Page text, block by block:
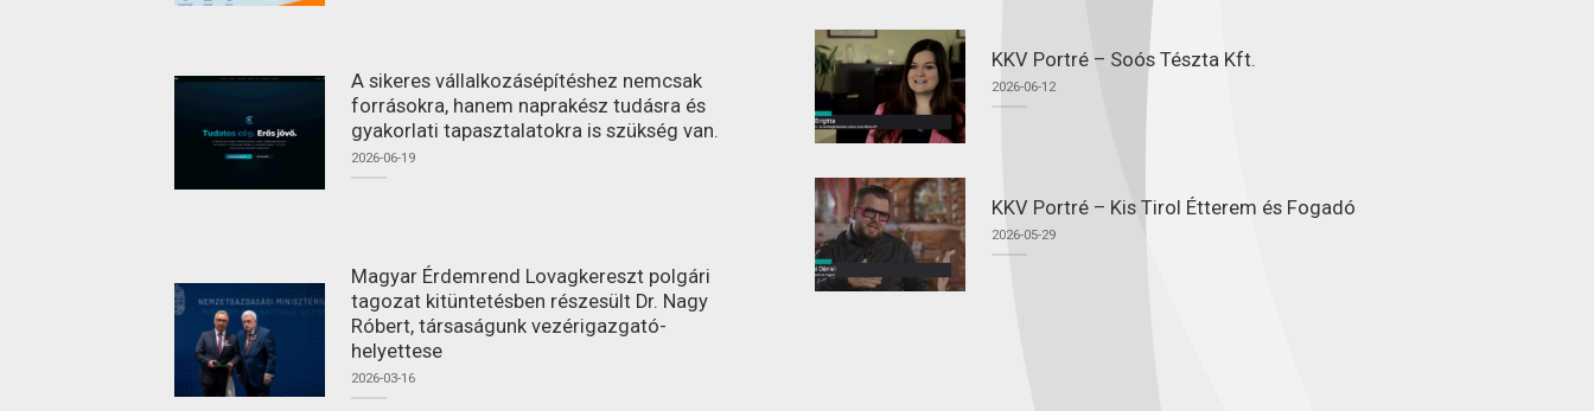
A sikeres vállalkozásépítéshez nemcsak
forrásokra, hanem naprakész tudásra és
gyakorlati tapasztalatokra is szükség van.
2026-06-19
Magyar Érdemrend Lovagkereszt polgári
tagozat kitüntetésben részesült Dr. Nagy
Róbert, társaságunk vezérigazgató-
helyettese
2026-03-16
KKV Portré – Soós Tészta Kft.
2026-06-12
KKV Portré – Kis Tirol Étterem és Fogadó
2026-05-29